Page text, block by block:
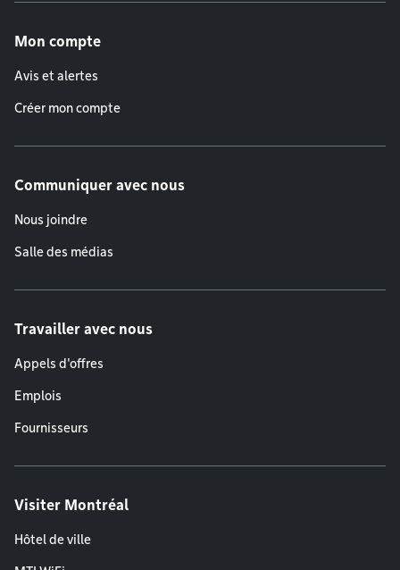
Mon compte
Avis et alertes
Créer mon compte
Communiquer avec nous
Nous joindre
Salle des médias
Travailler avec nous
Appels d'offres
Emplois
Fournisseurs
Visiter Montréal
Hôtel de ville